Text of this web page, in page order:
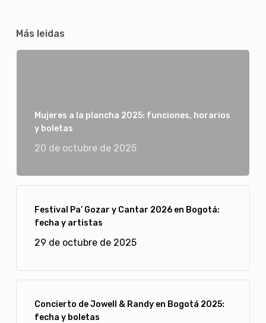
Más leidas
Mujeres a la plancha 2025: funciones, horarios
y boletas
20 de octubre de 2025
Festival Pa’ Gozar y Cantar 2026 en Bogotá:
fecha y artistas
29 de octubre de 2025
Concierto de Jowell & Randy en Bogotá 2025:
fecha y boletas